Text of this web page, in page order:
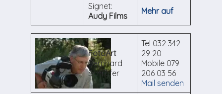
Signet:
Audy Films
Mehr auf
FotoArt
Bernhard
Schrofer
Tel 032 342
29 20
Mobile 079
206 03 56
Mail senden